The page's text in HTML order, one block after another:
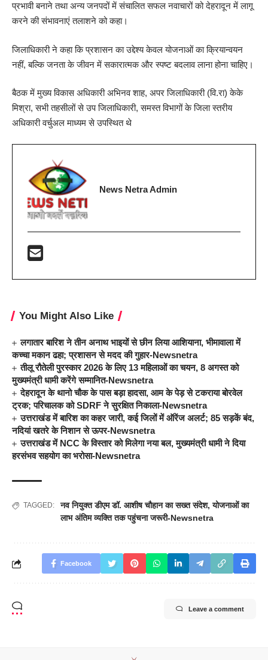
प्रभावी बनाने तथा अन्य जनपदों में संचालित सफल नवाचारों को देहरादून में लागू
करने की संभावनाएं तलाशने को कहा।
जिलाधिकारी ने कहा कि प्रशासन का उद्देश्य केवल योजनाओं का क्रियान्वयन
नहीं, बल्कि जनता के जीवन में सकारात्मक और स्पष्ट बदलाव लाना होना चाहिए।
बैठक में मुख्य विकास अधिकारी अभिनव शाह, अपर जिलाधिकारी (वि.रा) केके
मिश्रा, सभी तहसीलों से उप जिलाधिकारी, समस्त विभागों के जिला स्तरीय
अधिकारी वर्चुअल माध्यम से उपस्थित थे
News Netra Admin
You Might Also Like
लगातार बारिश ने तीन अनाथ भाइयों से छीन लिया आशियाना, भीमावाला में
कच्चा मकान ढहा; प्रशासन से मदद की गुहार-Newsnetra
तीलू रौतेली पुरस्कार 2026 के लिए 13 महिलाओं का चयन, 8 अगस्त को
मुख्यमंत्री धामी करेंगे सम्मानित-Newsnetra
देहरादून के थानो चौक के पास बड़ा हादसा, आम के पेड़ से टकराया बोरवेल
ट्रक; परिचालक को SDRF ने सुरक्षित निकाला-Newsnetra
उत्तराखंड में बारिश का कहर जारी, कई जिलों में ऑरेंज अलर्ट; 85 सड़कें बंद,
नदियां खतरे के निशान से ऊपर-Newsnetra
उत्तराखंड में NCC के विस्तार को मिलेगा नया बल, मुख्यमंत्री धामी ने दिया
हरसंभव सहयोग का भरोसा-Newsnetra
TAGGED: नव नियुक्त डीएम डॉ. आशीष चौहान का सख्त संदेश,योजनाओं का
लाभ अंतिम व्यक्ति तक पहुंचना जरूरी-Newsnetra
Facebook
Leave a comment